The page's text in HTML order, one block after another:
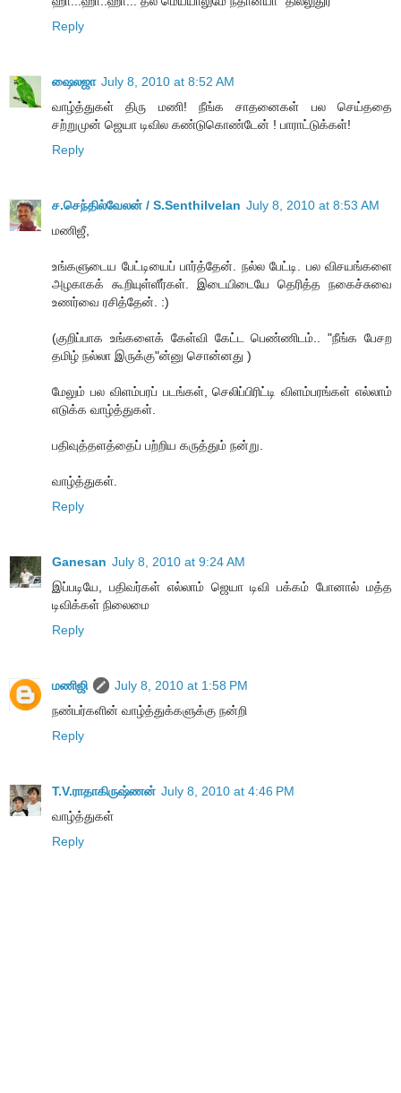
Reply
ஷைலஜா July 8, 2010 at 8:52 AM
வாழ்த்துகள் திரு மணி! நீங்க சாதனைகள் பல செய்ததை
சற்றுமுன் ஜெயா டிவில கண்டுகொண்டேன் ! பாராட்டுக்கள்!
Reply
ச.செந்தில்வேலன் / S.Senthilvelan July 8, 2010 at 8:53 AM
மணிஜீ,
உங்களுடைய பேட்டியைப் பார்த்தேன். நல்ல பேட்டி. பல விசயங்களை
அழகாகக் கூறியுள்ளீர்கள். இடையிடையே தெரித்த நகைச்சுவை
உணர்வை ரசித்தேன். :)
(குறிப்பாக உங்களைக் கேள்வி கேட்ட பெண்ணிடம்.. "நீங்க பேசற
தமிழ் நல்லா இருக்கு"ன்னு சொன்னது )
மேலும் பல விளம்பரப் படங்கள், செலிப்பிரிட்டி விளம்பரங்கள் எல்லாம்
எடுக்க வாழ்த்துகள்.
பதிவுத்தளத்தைப் பற்றிய கருத்தும் நன்று.
வாழ்த்துகள்.
Reply
Ganesan July 8, 2010 at 9:24 AM
இப்படியே, பதிவர்கள் எல்லாம் ஜெயா டிவி பக்கம் போனால் மத்த
டிவிக்கள் நிலைமை
Reply
மணிஜி
July 8, 2010 at 1:58 PM
நண்பர்களின் வாழ்த்துக்களுக்கு நன்றி
Reply
T.V.ராதாகிருஷ்ணன் July 8, 2010 at 4:46 PM
வாழ்த்துகள்
Reply